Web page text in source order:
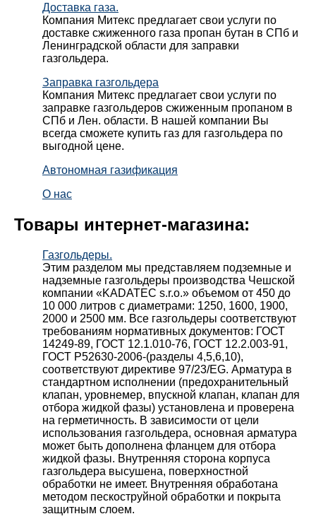
Доставка газа.
Компания Митекс предлагает свои услуги по
доставке сжиженного газа пропан бутан в СПб и
Ленинградской области для заправки
газгольдера.
Заправка газгольдера
Компания Митекс предлагает свои услуги по
заправке газгольдеров сжиженным пропаном в
СПб и Лен. области. В нашей компании Вы
всегда сможете купить газ для газгольдера по
выгодной цене.
Автономная газификация
О нас
Товары интернет-магазина:
Газгольдеры.
Этим разделом мы представляем подземные и
надземные газгольдеры производства Чешской
компании «KADATEC s.r.o.» объемом от 450 до
10 000 литров с диаметрами: 1250, 1600, 1900,
2000 и 2500 мм. Все газгольдеры соответствуют
требованиям нормативных документов: ГОСТ
14249-89, ГОСТ 12.1.010-76, ГОСТ 12.2.003-91,
ГОСТ Р52630-2006-(разделы 4,5,6,10),
соответствуют директиве 97/23/EG. Арматура в
стандартном исполнении (предохранительный
клапан, уровнемер, впускной клапан, клапан для
отбора жидкой фазы) установлена и проверена
на герметичность. В зависимости от цели
использования газгольдера, основная арматура
может быть дополнена фланцем для отбора
жидкой фазы. Внутренняя сторона корпуса
газгольдера высушена, поверхностной
обработки не имеет. Внутренняя обработана
методом пескоструйной обработки и покрыта
защитным слоем.